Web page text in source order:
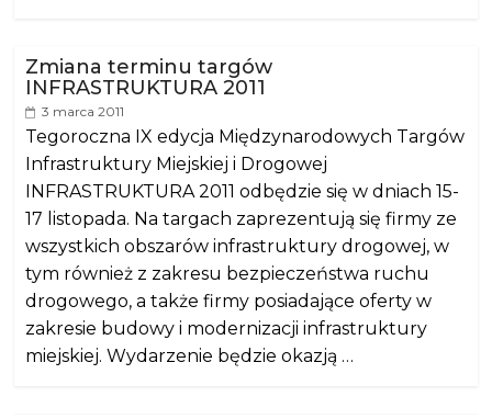
Zmiana terminu targów
INFRASTRUKTURA 2011
3 marca 2011
Tegoroczna IX edycja Międzynarodowych Targów
Infrastruktury Miejskiej i Drogowej
INFRASTRUKTURA 2011 odbędzie się w dniach 15-
17 listopada. Na targach zaprezentują się firmy ze
wszystkich obszarów infrastruktury drogowej, w
tym również z zakresu bezpieczeństwa ruchu
drogowego, a także firmy posiadające oferty w
zakresie budowy i modernizacji infrastruktury
miejskiej. Wydarzenie będzie okazją …